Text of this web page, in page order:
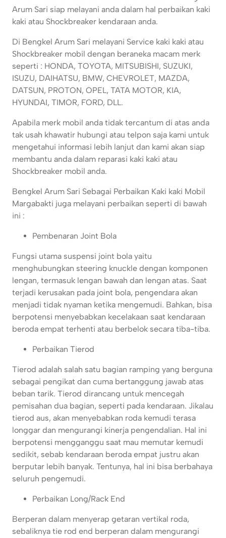
Arum Sari siap melayani anda dalam hal perbaikan kaki
kaki atau Shockbreaker kendaraan anda.
Di Bengkel Arum Sari melayani Service kaki kaki atau
Shockbreaker mobil dengan beraneka macam merk
seperti : HONDA, TOYOTA, MITSUBISHI, SUZUKI,
ISUZU, DAIHATSU, BMW, CHEVROLET, MAZDA,
DATSUN, PROTON, OPEL, TATA MOTOR, KIA,
HYUNDAI, TIMOR, FORD, DLL.
Apabila merk mobil anda tidak tercantum di atas anda
tak usah khawatir hubungi atau telpon saja kami untuk
mengetahui informasi lebih lanjut dan kami akan siap
membantu anda dalam reparasi kaki kaki atau
Shockbreaker mobil anda.
Bengkel Arum Sari Sebagai Perbaikan Kaki kaki Mobil
Margabakti juga melayani perbaikan seperti di bawah
ini :
Pembenaran Joint Bola
Fungsi utama suspensi joint bola yaitu
menghubungkan steering knuckle dengan komponen
lengan, termasuk lengan bawah dan lengan atas. Saat
terjadi kerusakan pada joint bola, pengendara akan
menjadi tidak nyaman ketika mengemudi. Bahkan, bisa
berpotensi menyebabkan kecelakaan saat kendaraan
beroda empat terhenti atau berbelok secara tiba-tiba.
Perbaikan Tierod
Tierod adalah salah satu bagian ramping yang berguna
sebagai pengikat dan cuma bertanggung jawab atas
beban tarik. Tierod dirancang untuk mencegah
pemisahan dua bagian, seperti pada kendaraan. Jikalau
tierod aus, akan menyebabkan roda kemudi terasa
longgar dan mengurangi kinerja pengendalian. Hal ini
berpotensi mengganggu saat mau memutar kemudi
sedikit, sebab kendaraan beroda empat justru akan
berputar lebih banyak. Tentunya, hal ini bisa berbahaya
seluruh pengemudi.
Perbaikan Long/Rack End
Berperan dalam menyerap getaran vertikal roda,
sebaliknya tie rod end berperan dalam mengurangi